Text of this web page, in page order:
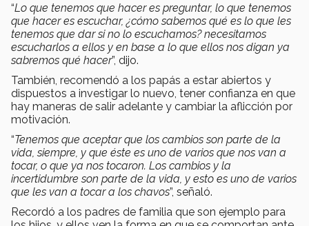
“Lo que tenemos que hacer es preguntar, lo que tenemos
que hacer es escuchar, ¿cómo sabemos qué es lo que les
tenemos que dar si no lo escuchamos? necesitamos
escucharlos a ellos y en base a lo que ellos nos digan ya
sabremos qué hacer”, dijo.
También, recomendó a los papás a estar abiertos y
dispuestos a investigar lo nuevo, tener confianza en que
hay maneras de salir adelante y cambiar la aflicción por
motivación.
“Tenemos que aceptar que los cambios son parte de la
vida, siempre, y que éste es uno de varios que nos van a
tocar, o que ya nos tocaron. Los cambios y la
incertidumbre son parte de la vida, y esto es uno de varios
que les van a tocar a los chavos”, señaló.
Recordó a los padres de familia que son ejemplo para